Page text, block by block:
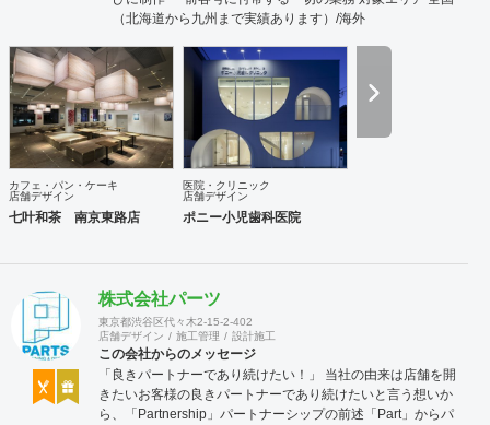
（北海道から九州まで実績あります）/海外
カフェ・パン・ケーキ
店舗デザイン
七叶和茶 南京東路店
医院・クリニック
店舗デザイン
ポニー小児歯科医院
株式会社パーツ
東京都渋谷区代々木2-15-2-402
店舗デザイン
施工管理 設計施工
この会社からのメッセージ
「良きパートナーであり続けたい！」 当社の由来は店舗を開
きたいお客様の良きパートナーであり続けたいと言う想いか
ら、「Partnership」パートナーシップの前述「Part」からパ